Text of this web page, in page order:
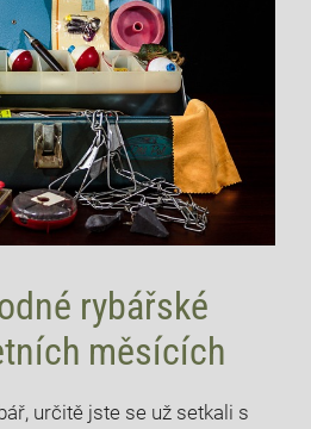
rybářské
měsících
určitě ​jste se už setkali s